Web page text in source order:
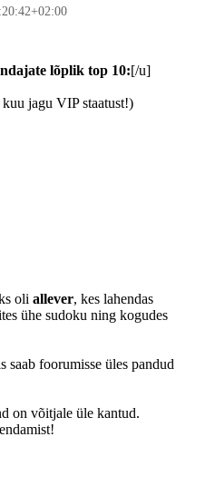
lõplik top 10:[/u]
jagu VIP staatust!)
oli allever, kes lahendas
ühe sudoku ning kogudes
saab foorumisse üles pandud
on võitjale üle kantud.